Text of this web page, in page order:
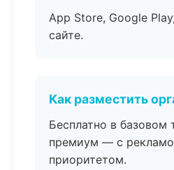
App Store, Google
сайте.
Как разместить
Бесплатно в базовом
премиум — с
приоритетом.